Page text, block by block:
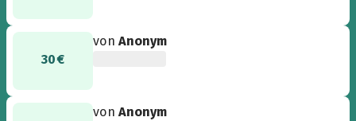
30 €
vonAnonym
vonAnonym